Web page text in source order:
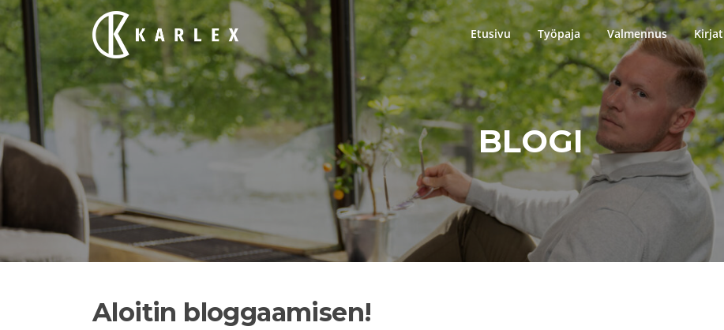
Siirry
suoraan
sisältöön
Etusivu Työpaja Valmennus Kirjat
BLOGI
Aloitin bloggaamisen!